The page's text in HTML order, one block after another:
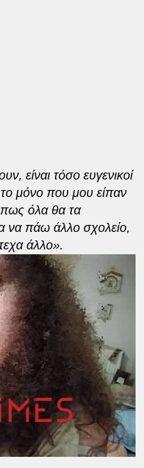
είναι τόσο ευγενικοί
μόνο που μου είπαν
όλα θα τα
να πάω άλλο σχολείο,
άλλο».